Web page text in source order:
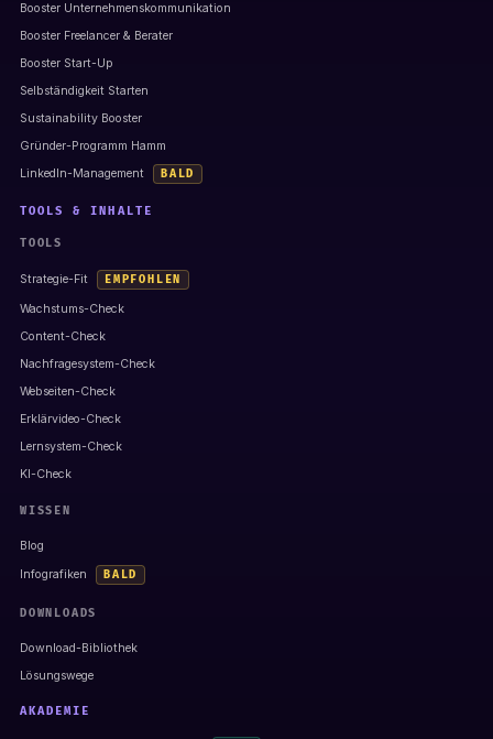
Booster Unternehmenskommunikation
Booster Freelancer & Berater
Booster Start-Up
Selbständigkeit Starten
Sustainability Booster
Gründer-Programm Hamm
LinkedIn-Management
BALD
TOOLS & INHALTE
TOOLS
Strategie-Fit EMPFOHLEN
Wachstums-Check
Content-Check
Nachfragesystem-Check
Webseiten-Check
Erklärvideo-Check
Lernsystem-Check
KI-Check
WISSEN
Blog
Infografiken
BALD
DOWNLOADS
Download-Bibliothek
Lösungswege
AKADEMIE